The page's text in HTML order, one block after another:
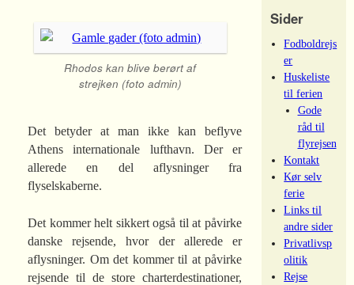
Rhodos kan blive berørt af
strejken (foto admin)
Det betyder at man ikke kan beflyve
Athens internationale lufthavn. Der er
allerede en del aflysninger fra
flyselskaberne.
Det kommer helt sikkert også til at påvirke
danske rejsende, hvor der allerede er
aflysninger. Om det kommer til at påvirke
rejsende til de store charterdestinationer,
Sider
Fodboldrejs
er
Huskeliste
til ferien
Gode
råd til
flyrejsen
Kontakt
Kør selv
ferie
Links til
andre sider
Privatlivsp
olitik
Rejse